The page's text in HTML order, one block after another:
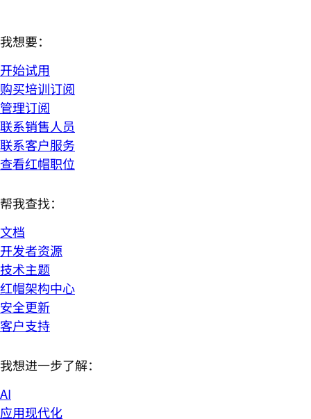
我想要：
开始试用
购买培训订阅
管理订阅
联系销售人员
联系客户服务
查看红帽职位
帮我查找：
文档
开发者资源
技术主题
红帽架构中心
安全更新
客户支持
我想进一步了解：
AI
应用现代化